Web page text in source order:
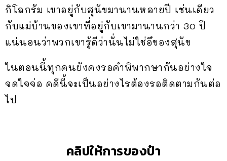
กิโลกรัม เขาอยู่กับสุนัขมานานหลายปี เช่นเดียว
กับแม่บ้านของเขาที่อยู่กับเขามานานกว่า 30 ปี
แน่นอนว่าพวกเขารู้ดีว่านั่นไม่ใช่อึของสุนัข
ในตอนนี้ทุกคนยังคงรอคำพิพากษากันอย่างใจ
จดใจจ่อ คดีนี้จะเป็นอย่างไรต้องรอติดตามกันต่อ
ไป
คลิปให้การของป๋า